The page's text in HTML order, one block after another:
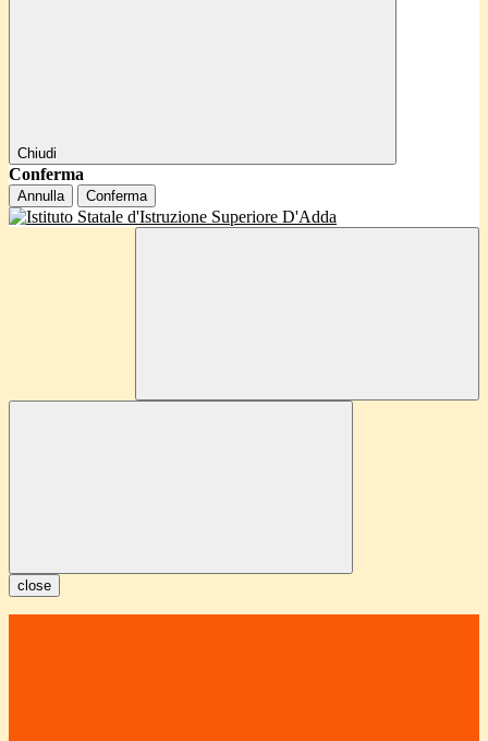
Chiudi
Conferma
Annulla Conferma
close